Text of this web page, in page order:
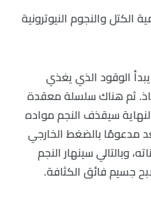
والنجوم النيوترونية
الوقود الذي يغذي
ثم هناك سلسلة معقدة
سيقذف النجم مواده
مدعومًا بالضغط الخارجي
وبالتالي سينهار النجم
جسيم فائق الكثافة.